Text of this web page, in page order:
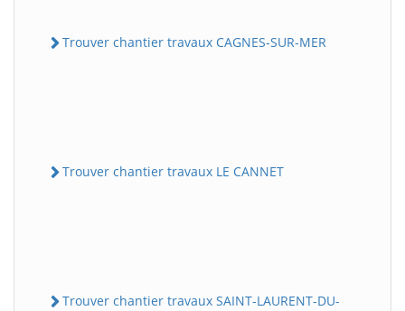
Trouver chantier travaux CAGNES-SUR-MER
Trouver chantier travaux LE CANNET
Trouver chantier travaux SAINT-LAURENT-DU-